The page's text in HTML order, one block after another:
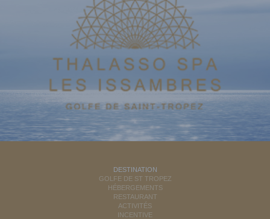
DESTINATION
GOLFE DE ST TROPEZ
HÉBERGEMENTS
RESTAURANT
ACTIVITÉS
INCENTIVE